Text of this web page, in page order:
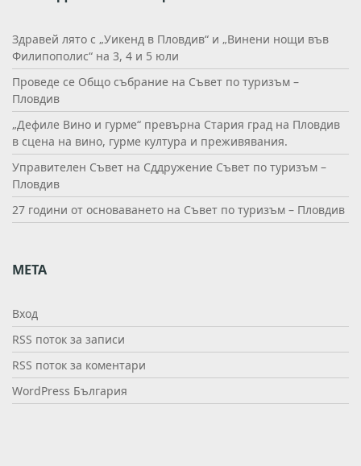
5
2
3
8
5
8
2
8
8
_
1
8
7
3
0
2
0
_
Здравей лято с „Уикенд в Пловдив“ и „Винени нощи във
Филипополис“ на 3, 4 и 5 юли
Проведе се Общо събрание на Съвет по туризъм –
Пловдив
„Дефиле Вино и гурме“ превърна Стария град на Пловдив
в сцена на вино, гурме култура и преживявания.
Управителен Съвет на Сддружение Съвет по туризъм –
Пловдив
27 години от основаването на Съвет по туризъм – Пловдив
МЕТА
Вход
RSS поток за записи
RSS поток за коментари
WordPress България